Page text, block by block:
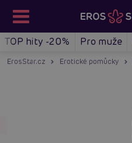
TOP hity -20% Pro muže
ErosStar.cz Erotické pomůcky